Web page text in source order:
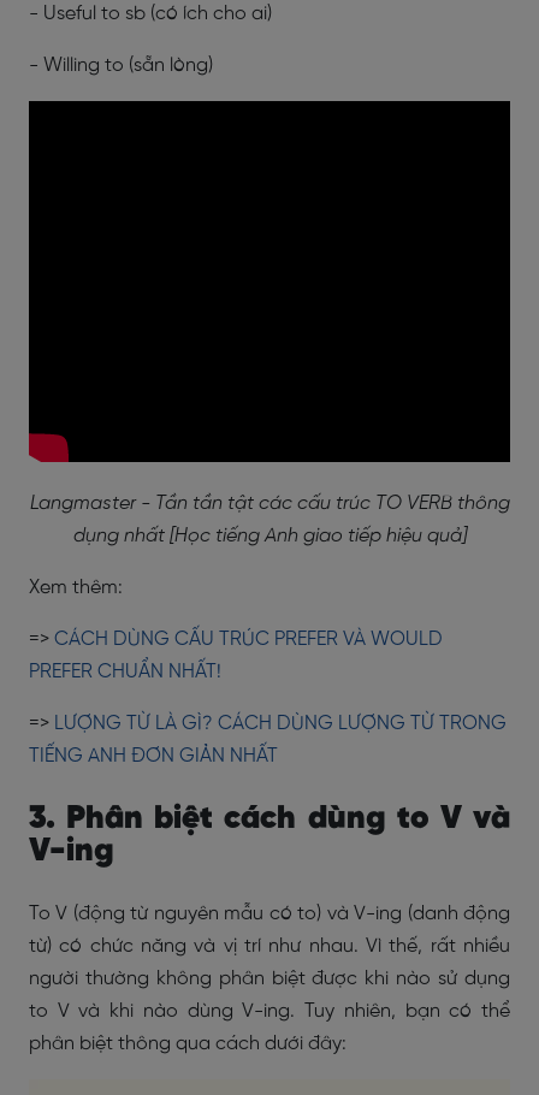
- Useful to sb (có ích cho ai)
- Willing to (sẵn lòng)
Langmaster - Tần tần tật các cấu trúc TO VERB thông
dụng nhất [Học tiếng Anh giao tiếp hiệu quả]
Xem thêm:
=> CÁCH DÙNG CẤU TRÚC PREFER VÀ WOULD
PREFER CHUẨN NHẤT!
=> LƯỢNG TỪ LÀ GÌ? CÁCH DÙNG LƯỢNG TỪ TRONG
TIẾNG ANH ĐƠN GIẢN NHẤT
3. Phân biệt cách dùng to V và
V-ing
To V (động từ nguyên mẫu có to) và V-ing (danh động
từ) có chức năng và vị trí như nhau. Vì thế, rất nhiều
người thường không phân biệt được khi nào sử dụng
to V và khi nào dùng V-ing. Tuy nhiên, bạn có thể
phân biệt thông qua cách dưới đây: